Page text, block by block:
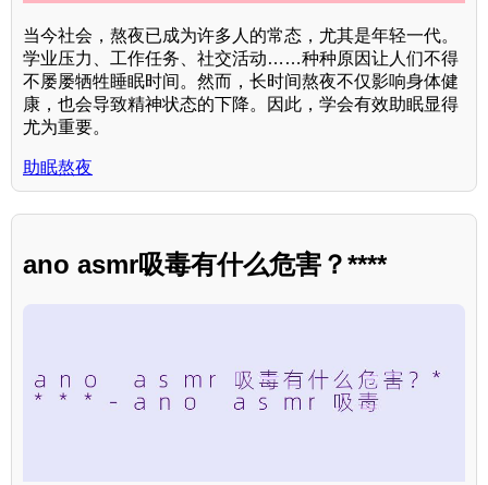
当今社会，熬夜已成为许多人的常态，尤其是年轻一代。
学业压力、工作任务、社交活动……种种原因让人们不得
不屡屡牺牲睡眠时间。然而，长时间熬夜不仅影响身体健
康，也会导致精神状态的下降。因此，学会有效助眠显得
尤为重要。
助眠熬夜
ano asmr吸毒有什么危害？****